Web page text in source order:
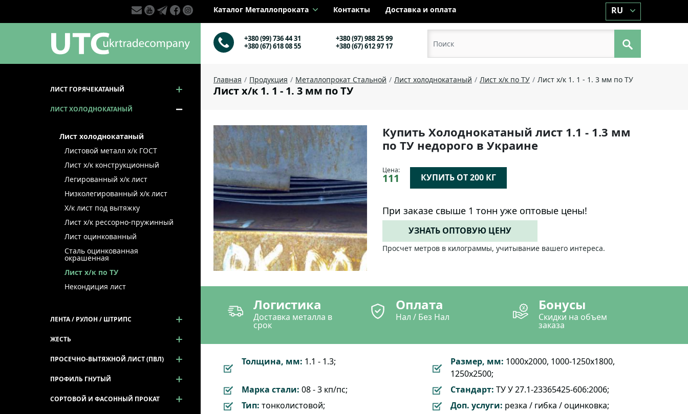
Каталог Металлопроката Контакты Доставка и оплата RU
+380 (99) 736 44 31
+380 (97) 988 25 99
+380 (67) 618 08 55
+380 (67) 612 97 17
Главная Продукция Металлопрокат Стальной Лист холоднокатаный Лист х/к по ТУ Лист х/к 1. 1 - 1. 3 мм по ТУ
Лист х/к 1. 1 - 1. 3 мм по ТУ
Купить Холоднокатаный лист 1.1 - 1.3 мм
по ТУ недорого в Украине
Цена:
111 КУПИТЬ ОТ 200 КГ
При заказе свыше 1 тонн уже оптовые цены!
УЗНАТЬ ОПТОВУЮ ЦЕНУ
Просчет метров в килограммы, учитывание вашего интереса.
Логистика
Доставка металла в
срок
Оплата
Нал / Без Нал
Бонусы
Скидки на объем
заказа
Толщина, мм: 1.1 - 1.3; Размер, мм: 1000х2000, 1000-1250х1800,
1250х2500;
Марка стали: 08 - 3 кп/пс; Стандарт: ТУ У 27.1-23365425-606:2006;
Тип: тонколистовой; Доп. услуги: резка / гибка / оцинковка;
ЛИСТ ГОРЯЧЕКАТАНЫЙ
ЛИСТ ХОЛОДНОКАТАНЫЙ
Лист холоднокатаный
Листовой металл x/к ГОСТ
Лист х/к конструкционный
Легированный х/к лист
Низколегированный х/к лист
Х/к лист под вытяжку
Лист х/к рессорно-пружинный
Лист оцинкованный
Сталь оцинкованная
окрашенная
Лист х/к по ТУ
Некондиция лист
ЛЕНТА / РУЛОН / ШТРИПС
ЖЕСТЬ
ПРОСЕЧНО-ВЫТЯЖНОЙ ЛИСТ (ПВЛ)
ПРОФИЛЬ ГНУТЫЙ
СОРТОВОЙ И ФАСОННЫЙ ПРОКАТ